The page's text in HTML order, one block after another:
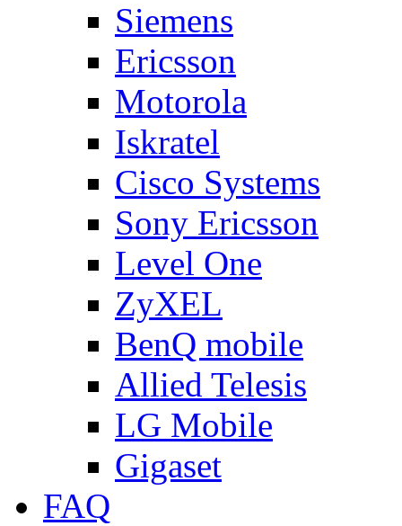
Siemens
Ericsson
Motorola
Iskratel
Cisco Systems
Sony Ericsson
Level One
ZyXEL
BenQ mobile
Allied Telesis
LG Mobile
Gigaset
FAQ